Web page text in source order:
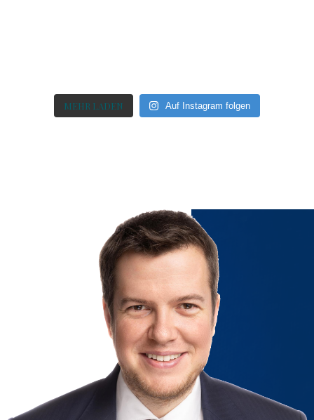
MEHR LADEN Auf Instagram folgen